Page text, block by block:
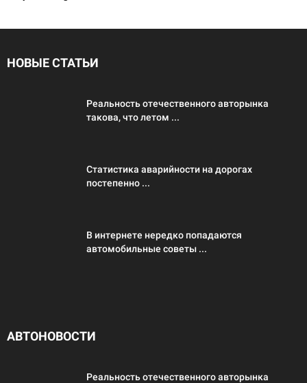
НОВЫЕ СТАТЬИ
Реальность отечественного авторынка
такова, что летом ...
Статистика аварийности на дорогах
постепенно ...
В интернете нередко попадаются
автомобильные советы ...
АВТОНОВОСТИ
Реальность отечественного авторынка